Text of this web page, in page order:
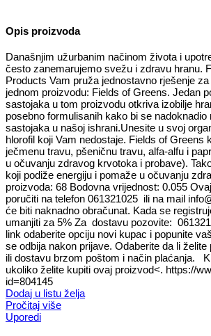
Opis proizvoda
Današnjim užurbanim načinom života i
često zanemarujemo svežu i zdravu hranu.
Products Vam pruža jednostavno rješenje
jednom proizvodu: Fields of Greens. Jedan
sastojaka u tom proizvodu otkriva izobilje
posebno formulisanih kako bi se nadoknadio
sastojaka u našoj ishrani.Unesite u svoj
hlorofil koji Vam nedostaje. Fields of Greens
ječmenu travu, pšeničnu travu, alfa-alfu i
u očuvanju zdravog krvotoka i probave).
koji podiže energiju i pomaže u očuvanju
proizvoda: 68 Bodovna vrijednost: 0.055
poručiti na telefon 061321025 ili na mail
će biti naknadno obračunat. Kada se
umanjiti za 5% Za dostavu pozovite:
link odaberite opciju novi kupac i popunite
se odbija nakon prijave. Odaberite da li
ili dostavu brzom poštom i način plaćanja.
ukoliko želite kupiti ovaj proizvod<. https://
id=804145
Dodaj u listu želja
Pročitaj više
Uporedi